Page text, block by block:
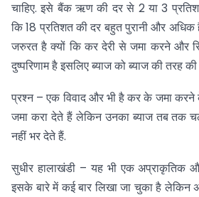
चाहिए. इसे बैंक ऋण की दर से 2 या 3
कि 18 प्रतिशत की दर बहुत पुरानी और
जरुरत है क्यों कि कर देरी से जमा करने और
दुष्परिणाम है इसलिए ब्याज को ब्याज की तरह
प्रश्न – एक विवाद और भी है कर के जमा करने
जमा करा देते हैं लेकिन उनका ब्याज तब तक
नहीं भर देते हैं.
सुधीर हालाखंडी – यह भी एक अप्राकृतिक
इसके बारे में कई बार लिखा जा चुका है लेकिन